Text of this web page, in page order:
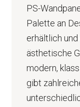
PS-
Palette an
erhältlich
ästhetische
modern,
gibt